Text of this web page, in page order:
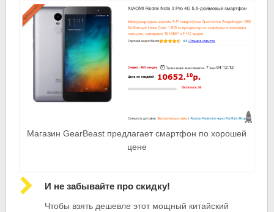
Магазин GearBeast предлагает смартфон по хорошей
цене
И не забывайте про скидку!
Чтобы взять дешевле этот мощный китайский